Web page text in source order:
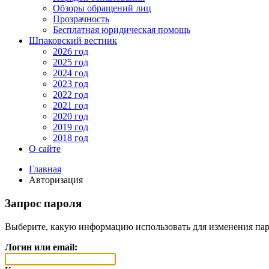
Обзоры обращений лиц
Прозрачность
Бесплатная юридическая помощь
Шпаковский вестник
2026 год
2025 год
2024 год
2023 год
2022 год
2021 год
2020 год
2019 год
2018 год
О сайте
Главная
Авторизация
Запрос пароля
Выберите, какую информацию использовать для изменения
Логин или email: